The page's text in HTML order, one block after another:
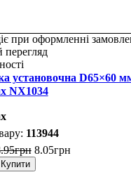
при оформленні
установочна D65×60
NX1034
113944
.95грн 8.05грн
Купити